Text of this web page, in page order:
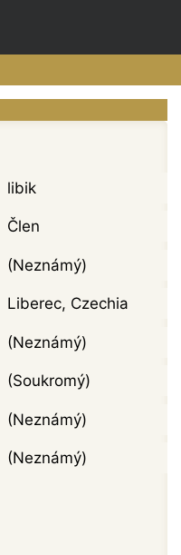
libik
Člen
(Neznámý)
Liberec, Czechia
(Neznámý)
(Soukromý)
(Neznámý)
(Neznámý)